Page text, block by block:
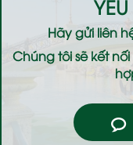
Hãy gửi liên
Chúng tôi sẽ kết